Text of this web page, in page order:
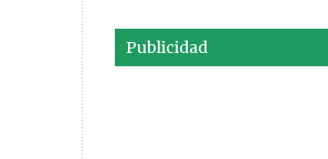
Publicidad